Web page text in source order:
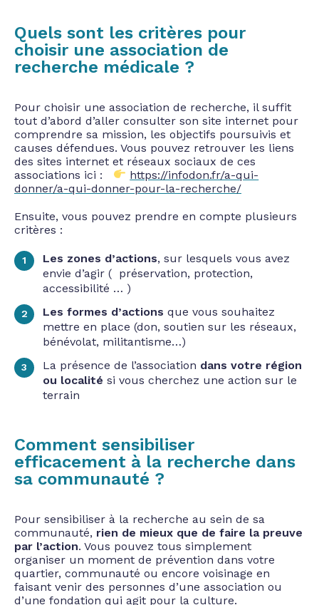
Quels sont les critères pour
choisir une association de
recherche médicale ?
Pour choisir une association de recherche, il suffit
tout d’abord d’aller consulter son site internet pour
comprendre sa mission, les objectifs poursuivis et
causes défendues. Vous pouvez retrouver les liens
des sites internet et réseaux sociaux de ces
associations ici :
https://infodon.fr/a-qui-
donner/a-qui-donner-pour-la-recherche/
Ensuite, vous pouvez prendre en compte plusieurs
critères :
Les zones d’actions, sur lesquels vous avez
envie d’agir ( préservation, protection,
accessibilité … )
Les formes d’actions que vous souhaitez
mettre en place (don, soutien sur les réseaux,
bénévolat, militantisme…)
La présence de l’association dans votre région
ou localité si vous cherchez une action sur le
terrain
Comment sensibiliser
efficacement à la recherche dans
sa communauté ?
Pour sensibiliser à la recherche au sein de sa
communauté, rien de mieux que de faire la preuve
par l’action. Vous pouvez tous simplement
organiser un moment de prévention dans votre
quartier, communauté ou encore voisinage en
faisant venir des personnes d’une association ou
d’une fondation qui agit pour la culture.